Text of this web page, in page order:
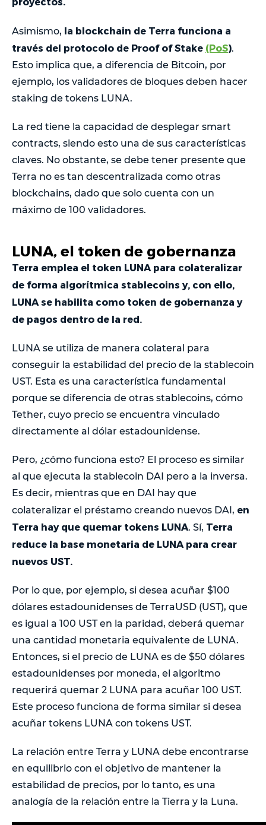
Asimismo, la blockchain de Terra funciona a
través del protocolo de Proof of Stake (PoS).
Esto implica que, a diferencia de Bitcoin, por
ejemplo, los validadores de bloques deben hacer
staking de tokens LUNA.
La red tiene la capacidad de desplegar smart
contracts, siendo esto una de sus características
claves. No obstante, se debe tener presente que
Terra no es tan descentralizada como otras
blockchains, dado que solo cuenta con un
máximo de 100 validadores.
LUNA, el token de gobernanza
Terra emplea el token LUNA para colateralizar
de forma algorítmica stablecoins y, con ello,
LUNA se habilita como token de gobernanza y
de pagos dentro de la red.
LUNA se utiliza de manera colateral para
conseguir la estabilidad del precio de la stablecoin
UST. Esta es una característica fundamental
porque se diferencia de otras stablecoins, cómo
Tether, cuyo precio se encuentra vinculado
directamente al dólar estadounidense.
Pero, ¿cómo funciona esto? El proceso es similar
al que ejecuta la stablecoin DAI pero a la inversa.
Es decir, mientras que en DAI hay que
colateralizar el préstamo creando nuevos DAI, en
Terra hay que quemar tokens LUNA. Sí, Terra
reduce la base monetaria de LUNA para crear
nuevos UST.
Por lo que, por ejemplo, si desea acuñar $100
dólares estadounidenses de TerraUSD (UST), que
es igual a 100 UST en la paridad, deberá quemar
una cantidad monetaria equivalente de LUNA.
Entonces, si el precio de LUNA es de $50 dólares
estadounidenses por moneda, el algoritmo
requerirá quemar 2 LUNA para acuñar 100 UST.
Este proceso funciona de forma similar si desea
acuñar tokens LUNA con tokens UST.
La relación entre Terra y LUNA debe encontrarse
en equilibrio con el objetivo de mantener la
estabilidad de precios, por lo tanto, es una
analogía de la relación entre la Tierra y la Luna.